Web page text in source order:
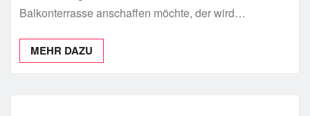
Balkonterrasse anschaffen möchte, der wird…
MEHR DAZU